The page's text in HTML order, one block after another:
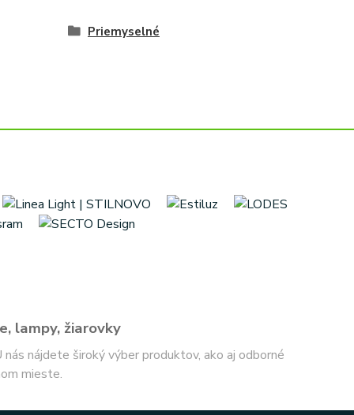
Priemyselné
lampy, žiarovky
nájdete široký výber produktov, ako aj odborné
mieste.